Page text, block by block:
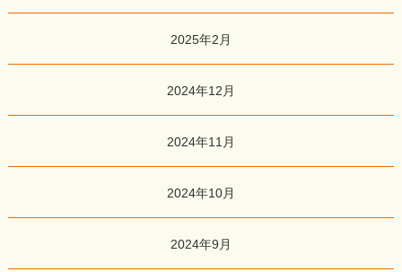
2025年2月
2024年12月
2024年11月
2024年10月
2024年9月